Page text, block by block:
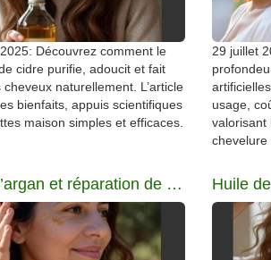
Découvrez comment le
cidre purifie, adoucit et fait
cheveux naturellement. L’article
bienfaits, appuis scientifiques
maison simples et efficaces.
29 juillet
usage,
valorisant
chevelure
Huile d’argan et réparation de cheveux abîmés